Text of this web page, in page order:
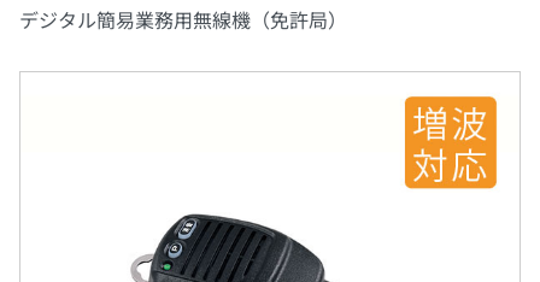
デジタル簡易業務用無線機（免許局）